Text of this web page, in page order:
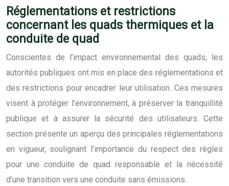
Réglementations et restrictions
concernant les quads thermiques et la
conduite de quad
Conscientes de l’impact environnemental des quads, les
autorités publiques ont mis en place des réglementations et
des restrictions pour encadrer leur utilisation. Ces mesures
visent à protéger l’environnement, à préserver la tranquillité
publique et à assurer la sécurité des utilisateurs. Cette
section présente un aperçu des principales réglementations
en vigueur, soulignant l’importance du respect des règles
pour une conduite de quad responsable et la nécessité
d’une transition vers une conduite sans émissions.